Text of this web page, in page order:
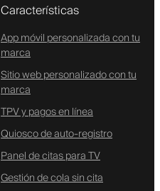
Características
App móvil personalizada con tu
marca
Sitio web personalizado con tu
marca
TPV y pagos en línea
Quiosco de auto-registro
Panel de citas para TV
Gestión de cola sin cita